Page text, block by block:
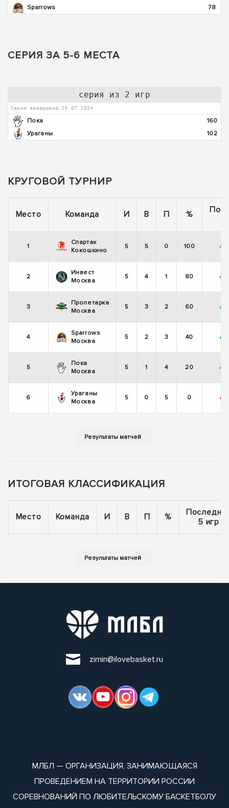
Sparrows
78
СЕРИЯ ЗА 5-6 МЕСТА
серия из 2 игр
Серия завершена 29.07.2024
Пока
160
Ураганы
102
КРУГОВОЙ ТУРНИР
Место Команда И В П %
1
Спартак
Кокошкино
5 5 0 100 +
2
Инвест
Москва
5 4 1 80 -
3
Пролетарка
Москва
5 3 2 60 +
4
Sparrows
Москва
5 2 3 40 +
5
Пока
Москва
5 1 4 20 -
6
Ураганы
Москва
5 0 5 0 -
ИТОГОВАЯ КЛАССИФИКАЦИЯ
Место Команда И В П %
5 игр
zimin@ilovebasket.ru
МЛБЛ — ОРГАНИЗАЦИЯ, ЗАНИМАЮЩАЯСЯ
ПРОВЕДЕНИЕМ НА ТЕРРИТОРИИ РОССИИ
СОРЕВНОВАНИЙ ПО ЛЮБИТЕЛЬСКОМУ БАСКЕТБОЛУ